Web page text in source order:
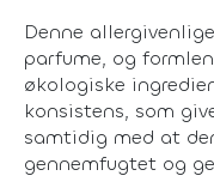
Denne
parfume, og
økologiske
konsistens, som
samtidig med at
gennemfugtet og